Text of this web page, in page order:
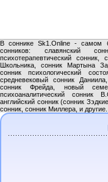
В соннике Sk1.Online - самом
сонников: славянский
психотерапевтический
Школьника, сонник Мартына
сонник психологический
средневековый сонник
сонник Фрейда, новый
психоаналитический сонник
английский сонник (сонник
сонник, сонник Миллера, и другие.